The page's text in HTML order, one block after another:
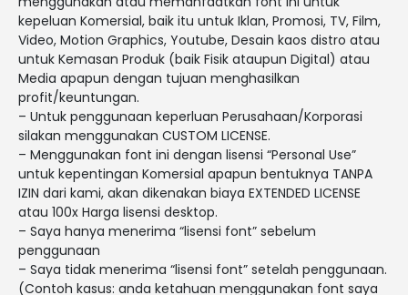
kepeluan Komersial, baik itu untuk Iklan, Promosi, TV, Film,
Video, Motion Graphics, Youtube, Desain kaos distro atau
untuk Kemasan Produk (baik Fisik ataupun Digital) atau
Media apapun dengan tujuan menghasilkan
profit/keuntungan.
– Untuk penggunaan keperluan Perusahaan/Korporasi
silakan menggunakan CUSTOM LICENSE.
– Menggunakan font ini dengan lisensi “Personal Use”
untuk kepentingan Komersial apapun bentuknya TANPA
IZIN dari kami, akan dikenakan biaya EXTENDED LICENSE
atau 100x Harga lisensi desktop.
– Saya hanya menerima “lisensi font” sebelum
penggunaan
– Saya tidak menerima “lisensi font” setelah penggunaan.
(Contoh kasus: anda ketahuan menggunakan font saya